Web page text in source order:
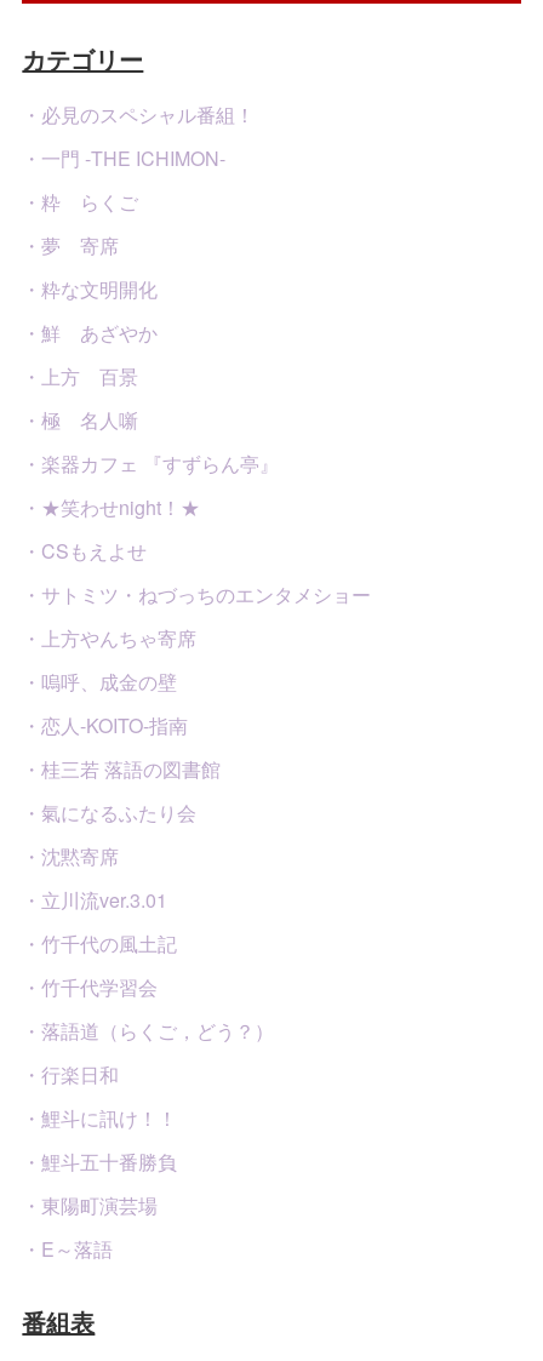
カテゴリー
・必見のスペシャル番組！
・一門 -THE ICHIMON-
・粋 らくご
・夢 寄席
・粋な文明開化
・鮮 あざやか
・上方 百景
・極 名人噺
・楽器カフェ 『すずらん亭』
・★笑わせnight！★
・CSもえよせ
・サトミツ・ねづっちのエンタメショー
・上方やんちゃ寄席
・嗚呼、成金の壁
・恋人-KOITO-指南
・桂三若 落語の図書館
・氣になるふたり会
・沈黙寄席
・立川流ver.3.01
・竹千代の風土記
・竹千代学習会
・落語道（らくご，どう？）
・行楽日和
・鯉斗に訊け！！
・鯉斗五十番勝負
・東陽町演芸場
・E～落語
番組表